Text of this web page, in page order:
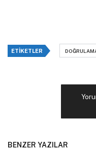
ETIKETLER
BENZER YAZILAR